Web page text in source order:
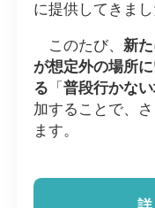
に提供してきまし
このたび、 新
が想定外の場所
る 「 普段行かな
加することで、
ます。